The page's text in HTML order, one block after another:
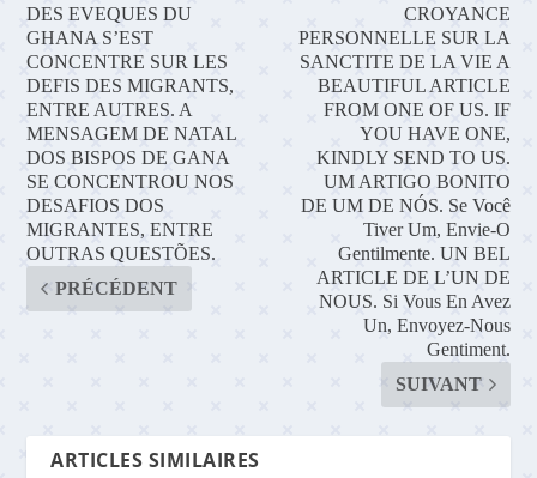
DES EVEQUES DU
GHANA S’EST
CONCENTRE SUR LES
DEFIS DES MIGRANTS,
ENTRE AUTRES. A
MENSAGEM DE NATAL
DOS BISPOS DE GANA
SE CONCENTROU NOS
DESAFIOS DOS
MIGRANTES, ENTRE
OUTRAS QUESTÕES.
PRÉCÉDENT
CROYANCE
PERSONNELLE SUR LA
SANCTITE DE LA VIE A
BEAUTIFUL ARTICLE
FROM ONE OF US. IF
YOU HAVE ONE,
KINDLY SEND TO US.
UM ARTIGO BONITO
DE UM DE NÓS. Se Você
Tiver Um, Envie-O
Gentilmente. UN BEL
ARTICLE DE L’UN DE
NOUS. Si Vous En Avez
Un, Envoyez-Nous
Gentiment.
SUIVANT
ARTICLES SIMILAIRES